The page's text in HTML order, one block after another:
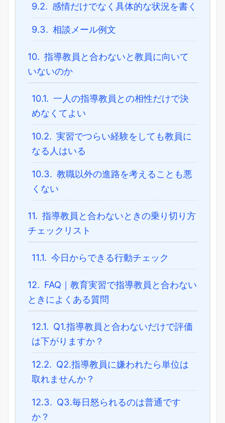
9.2. 感情だけでなく具体的な状況を書く
9.3. 相談メール例文
10. 指導教員と合わないと教員に向いて
いないのか
10.1. 一人の指導教員との相性だけで決
めなくてよい
10.2. 実習でつらい経験をしても教員に
なる人はいる
10.3. 教職以外の進路を考えることも悪
くない
11. 指導教員と合わないときの乗り切り方
チェックリスト
11.1. 今日からできる行動チェック
12. FAQ｜教育実習で指導教員と合わない
ときによくある質問
12.1. Q1.指導教員と合わないだけで評価
は下がりますか？
12.2. Q2.指導教員に嫌われたら単位は
取れませんか？
12.3. Q3.毎日怒られるのは普通です
か？